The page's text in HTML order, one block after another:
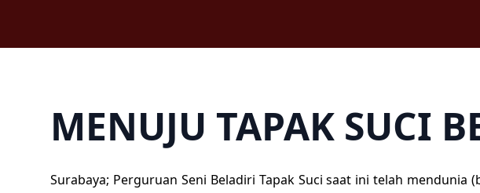
MENUJU TAPAK SUCI
Surabaya; Perguruan Seni Beladiri Tapak Suci saat ini telah